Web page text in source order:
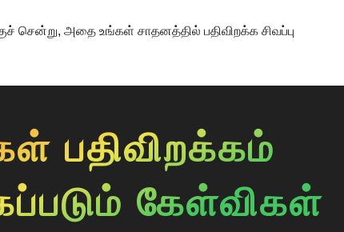
சென்று, அதை உங்கள் சாதனத்தில் பதிவிறக்க சிவப்பு
பதிவிறக்கம்
கேள்விகள்